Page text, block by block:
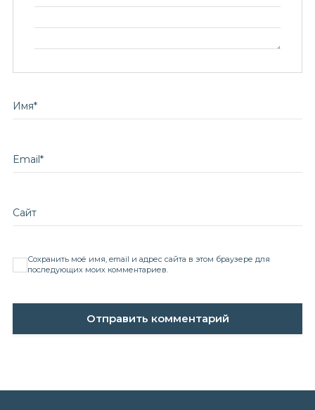
Имя*
Email*
Сайт
Сохранить моё имя, email и адрес сайта в этом браузере для
последующих моих комментариев.